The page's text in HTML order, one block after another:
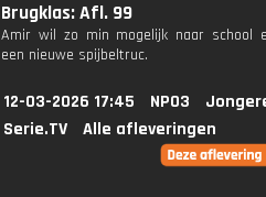
Brugklas: Afl. 99
Amir wil zo min mogelijk naar school
een nieuwe spijbeltruc.
12-03-2026 17:45 NPO3
Serie.TV
Alle afleveringen